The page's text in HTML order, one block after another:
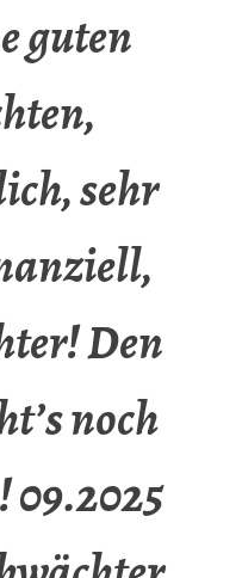
guten
sehr
Den
noch
09.2025